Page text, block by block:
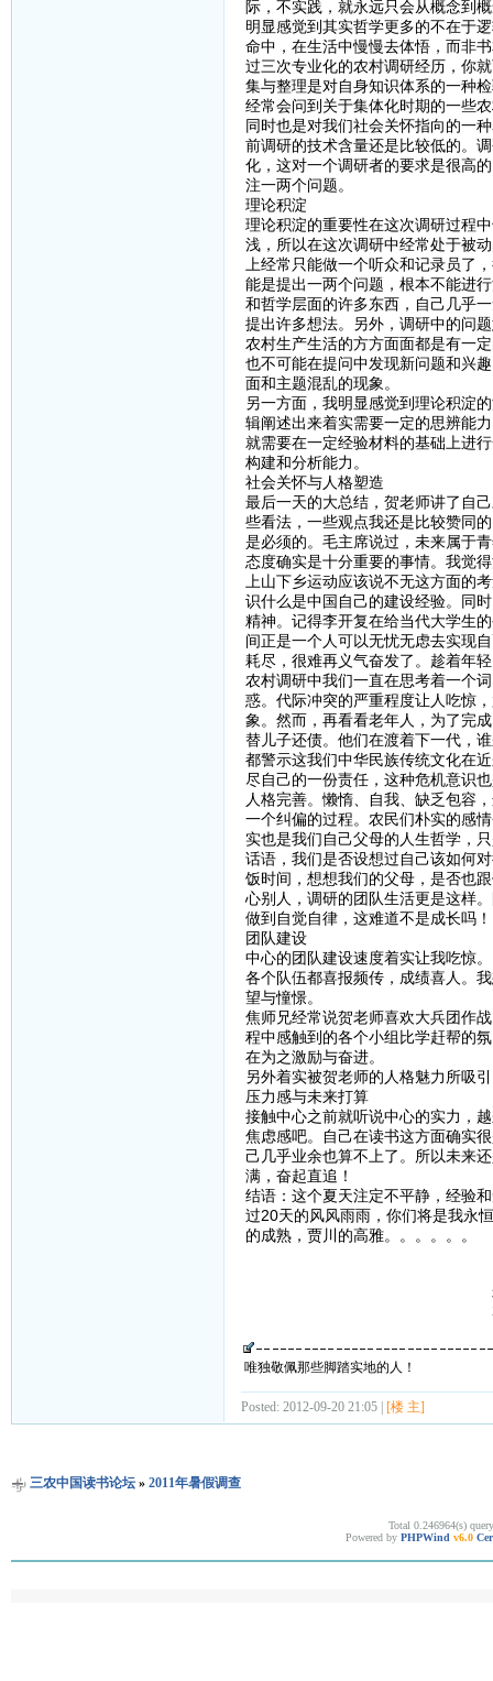
际，不实践，就永远只会从概念到
明显感觉到其实哲学更多的不在于
命中，在生活中慢慢去体悟，而非
过三次专业化的农村调研经历，你
集与整理是对自身知识体系的一种
经常会问到关于集体化时期的一些
同时也是对我们社会关怀指向的一
前调研的技术含量还是比较低的。
化，这对一个调研者的要求是很高
注一两个问题。
理论积淀
理论积淀的重要性在这次调研过程
浅，所以在这次调研中经常处于被
上经常只能做一个听众和记录员了
能是提出一两个问题，根本不能进
和哲学层面的许多东西，自己几乎
提出许多想法。另外，调研中的问
农村生产生活的方方面面都是有一
也不可能在提问中发现新问题和兴
面和主题混乱的现象。
另一方面，我明显感觉到理论积淀
辑阐述出来着实需要一定的思辨能
就需要在一定经验材料的基础上进
构建和分析能力。
社会关怀与人格塑造
最后一天的大总结，贺老师讲了自
些看法，一些观点我还是比较赞同
是必须的。毛主席说过，未来属于
态度确实是十分重要的事情。我觉
上山下乡运动应该说不无这方面的
识什么是中国自己的建设经验。同
精神。记得李开复在给当代大学生
间正是一个人可以无忧无虑去实现
耗尽，很难再义气奋发了。趁着年
农村调研中我们一直在思考着一个
惑。代际冲突的严重程度让人吃惊
象。然而，再看看老年人，为了完
替儿子还债。他们在渡着下一代，
都警示这我们中华民族传统文化在
尽自己的一份责任，这种危机意识
人格完善。懒惰、自我、缺乏包容
一个纠偏的过程。农民们朴实的感
实也是我们自己父母的人生哲学，
话语，我们是否设想过自己该如何
饭时间，想想我们的父母，是否也
心别人，调研的团队生活更是这样
做到自觉自律，这难道不是成长吗！
团队建设
中心的团队建设速度着实让我吃惊
各个队伍都喜报频传，成绩喜人。
望与憧憬。
焦师兄经常说贺老师喜欢大兵团作
程中感触到的各个小组比学赶帮的
在为之激励与奋进。
另外着实被贺老师的人格魅力所吸
压力感与未来打算
接触中心之前就听说中心的实力，
焦虑感吧。自己在读书这方面确实
己几乎业余也算不上了。所以未来
满，奋起直追！
结语：这个夏天注定不平静，经验
过20天的风风雨雨，你们将是我永
的成熟，贾川的高雅。。。。。。
郑
唯独敬佩那些脚踏实地的人！
Posted: 2012-09-20 21:05 | [楼 主]
三农中国读书论坛» 2011年暑假调查
Total 0.246964(s)
Powered by PHPWind v6.0